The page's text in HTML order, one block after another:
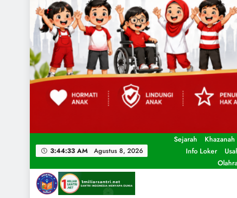
3:44:35 AM Agustus 8, 2026
Sejarah Khazanah
Info Loker